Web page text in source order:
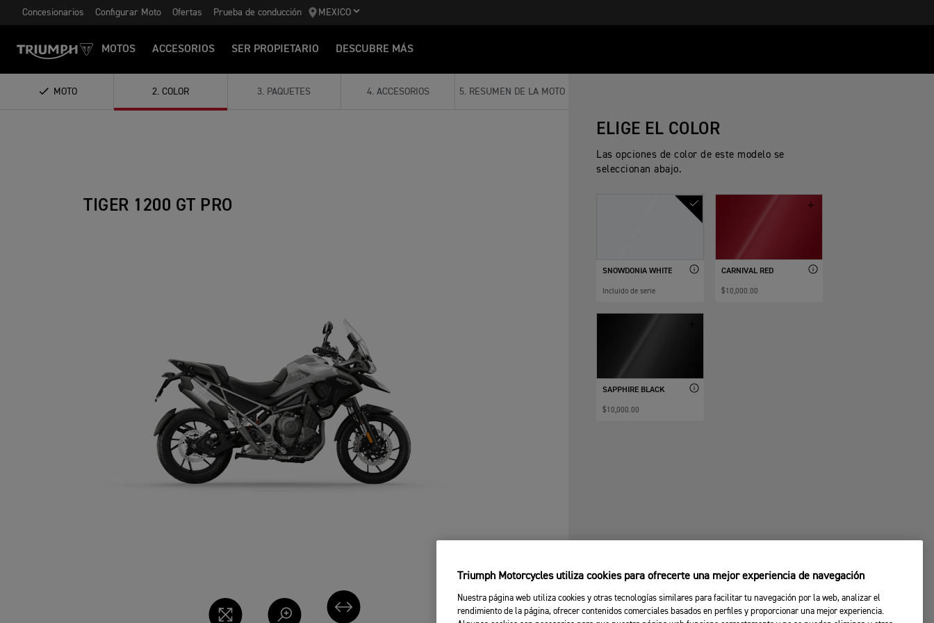
Concesionarios Configurar Moto Ofertas Prueba de conducción MEXICO
MOTOS ACCESORIOS SER PROPIETARIO DESCUBRE MÁS
MOTO 2. COLOR 3. PAQUETES 4. ACCESORIOS 5. RESUMEN DE LA MOTO
TIGER 1200 GT PRO
ELIGE EL COLOR
Las opciones de color de este modelo se
seleccionan abajo.
SNOWDONIA WHITE
Incluido de serie
CARNIVAL RED
$10,000.00
SAPPHIRE BLACK
$10,000.00
Triumph Motorcycles utiliza cookies para ofrecerte una mejor experiencia de navegación
Nuestra página web utiliza cookies y otras tecnologías similares para facilitar tu navegación por la web, analizar el
rendimiento de la página, ofrecer contenidos comerciales basados en perfiles y proporcionar una mejor experiencia.